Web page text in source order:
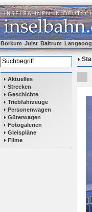
Borkum Juist Baltrum Langeoog
Aktuelles
Strecken
Geschichte
Triebfahrzeuge
Personenwagen
Güterwagen
Fotogalerien
Gleispläne
Filme